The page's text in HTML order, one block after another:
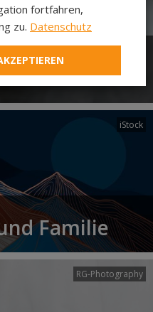
iStock
Familie
RG-Photography
fortfahren,
zu. Datenschutz